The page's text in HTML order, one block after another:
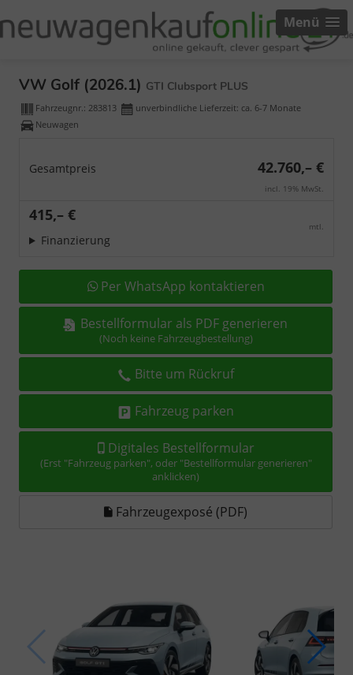
Menü
VW Golf (2026.1) GTI Clubsport PLUS
Fahrzeugnr.: 283813
unverbindliche Lieferzeit: ca. 6-7 Monate
Neuwagen
Gesamtpreis 42.760,– €
incl. 19% MwSt.
415,– €
mtl.
Finanzierung
Per WhatsApp kontaktieren
Bestellformular als PDF generieren
(Noch keine Fahrzeugbestellung)
Bitte um Rückruf
Fahrzeug parken
Digitales Bestellformular
(Erst "Fahrzeug parken", oder "Bestellformular generieren"
anklicken)
Fahrzeugexposé (PDF)